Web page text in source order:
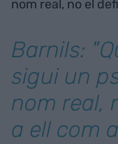
nom real, no el
Barnils:
sigui un
nom real,
a ell com